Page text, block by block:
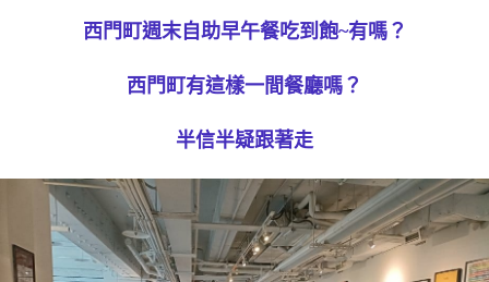
西門町週末自助早午餐吃到飽~有嗎？
西門町有這樣一間餐廳嗎？
半信半疑跟著走